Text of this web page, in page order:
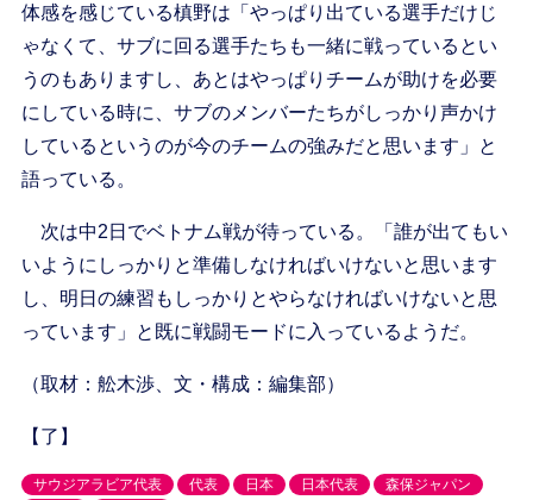
体感を感じている槙野は「やっぱり出ている選手だけじ
ゃなくて、サブに回る選手たちも一緒に戦っているとい
うのもありますし、あとはやっぱりチームが助けを必要
にしている時に、サブのメンバーたちがしっかり声かけ
しているというのが今のチームの強みだと思います」と
語っている。
次は中2日でベトナム戦が待っている。「誰が出てもい
いようにしっかりと準備しなければいけないと思います
し、明日の練習もしっかりとやらなければいけないと思
っています」と既に戦闘モードに入っているようだ。
（取材：舩木渉、文・構成：編集部）
【了】
サウジアラビア代表 代表 日本 日本代表
森保ジャパン